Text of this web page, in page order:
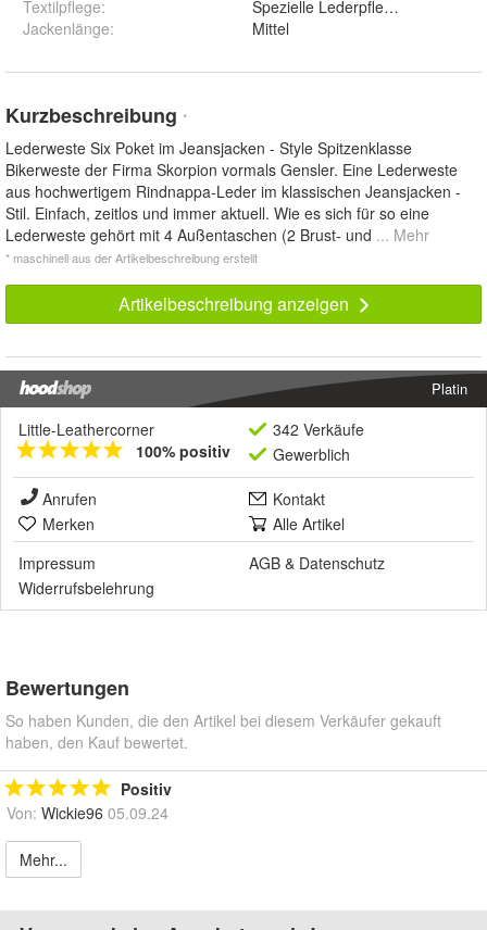
Textilpflege:
Spezielle Lederpflege
Jackenlänge: Mittel
Kurzbeschreibung *
Lederweste Six Poket im Jeansjacken - Style Spitzenklasse
Bikerweste der Firma Skorpion vormals Gensler. Eine Lederweste
aus hochwertigem Rindnappa-Leder im klassischen Jeansjacken -
Stil. Einfach, zeitlos und immer aktuell. Wie es sich für so eine
Lederweste gehört mit 4 Außentaschen (2 Brust- und ... Mehr
* maschinell aus der Artikelbeschreibung erstellt
Artikelbeschreibung anzeigen
Platin
Little-Leathercorner
100% positiv
342 Verkäufe
Gewerblich
Anrufen
Kontakt
Merken
Alle Artikel
Impressum
AGB & Datenschutz
Widerrufsbelehrung
Bewertungen
So haben Kunden, die den Artikel bei diesem Verkäufer gekauft
haben, den Kauf bewertet.
Positiv
Von: Wickie96 05.09.24
Mehr...